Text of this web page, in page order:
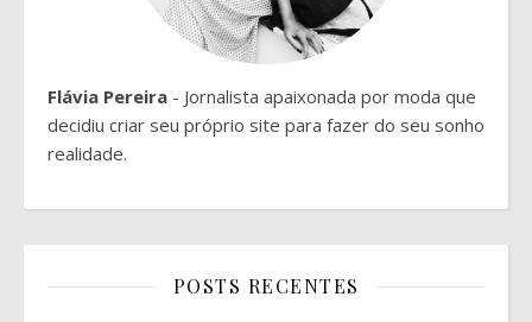
Flávia Pereira - Jornalista apaixonada por moda que
decidiu criar seu próprio site para fazer do seu sonho
realidade.
POSTS RECENTES